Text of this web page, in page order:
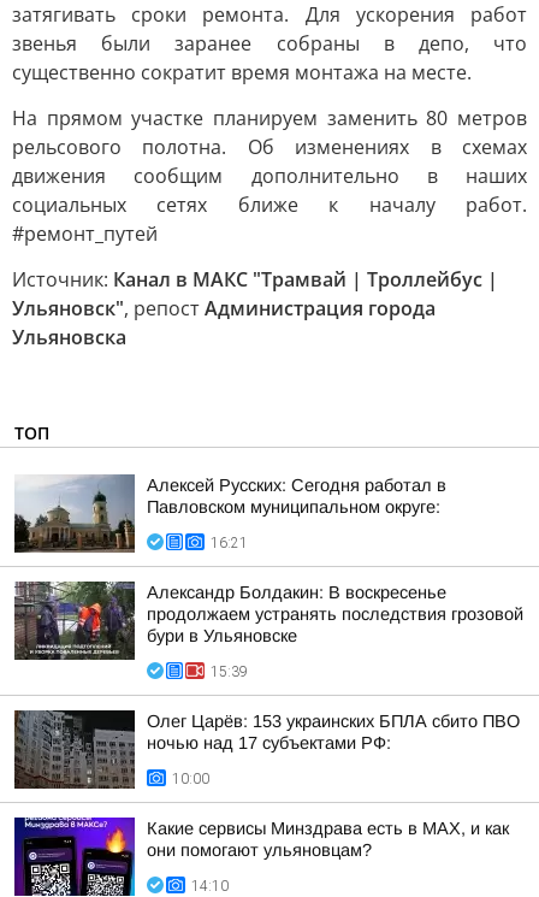
затягивать сроки ремонта. Для ускорения работ
звенья были заранее собраны в депо, что
существенно сократит время монтажа на месте.
На прямом участке планируем заменить 80 метров
рельсового полотна. Об изменениях в схемах
движения сообщим дополнительно в наших
социальных сетях ближе к началу работ.
#ремонт_путей
Источник: Канал в МАКС "Трамвай | Троллейбус |
Ульяновск", репостАдминистрация города
Ульяновска
ТОП
Алексей Русских: Сегодня работал в
Павловском муниципальном округе:
16:21
Александр Болдакин: В воскресенье
продолжаем устранять последствия грозовой
бури в Ульяновске
15:39
Олег Царёв: 153 украинских БПЛА сбито ПВО
ночью над 17 субъектами РФ:
10:00
Какие сервисы Минздрава есть в МАХ, и как
они помогают ульяновцам?
14:10